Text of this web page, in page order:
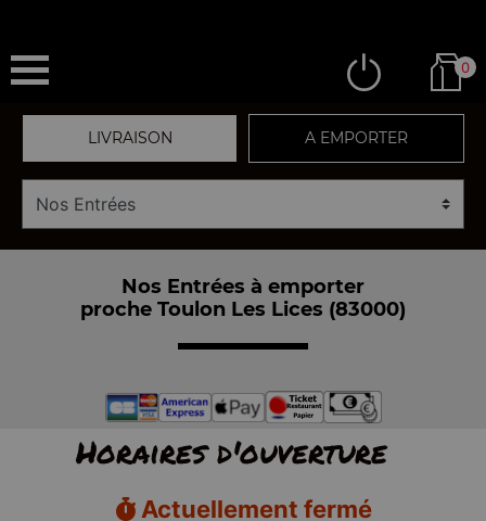
0
LIVRAISON A EMPORTER
Nos Entrées à emporter
proche Toulon Les Lices (83000)
Horaires d'ouverture
Actuellement fermé